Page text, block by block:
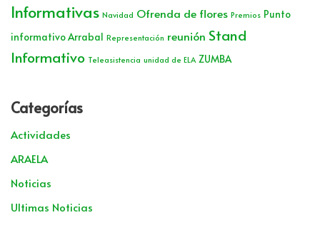
Informativas Navidad Ofrenda de flores Premios Punto
informativo Arrabal Representación reunión Stand
Informativo Teleasistencia unidad de ELA ZUMBA
Categorías
Actividades
ARAELA
Noticias
Ultimas Noticias